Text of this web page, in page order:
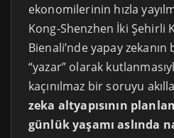
ekonomilerinin hızla
Kong-Shenzhen İki Şehirli
Bienali’nde yapay
“yazar” olarak
kaçınılmaz bir soruyu
zeka altyapısının
günlük yaşamı aslında